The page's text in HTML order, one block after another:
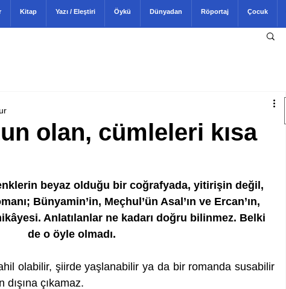
olan, cümleleri kısa
beyaz olduğu bir coğrafyada, yitirişin değil,
Bünyamin’in, Meçhul’ün Asal’ın ve Ercan’ın,
Anlatılanlar ne kadarı doğru bilinmez. Belki
de o öyle olmadı.
olabilir, şiirde yaşlanabilir ya da bir romanda susabilir
dışına çıkamaz.
Kitap Yazı / Eleştiri Öykü Dünyadan Röportaj Çocuk